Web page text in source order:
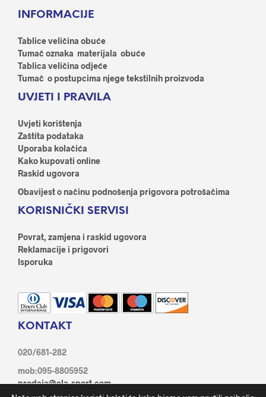
INFORMACIJE
Tablice veličina obuće
Tumač oznaka materijala obuće
Tablica veličina odjeće
Tumač o postupcima njege tekstilnih proizvoda
UVJETI I PRAVILA
Uvjeti korištenja
Zaštita podataka
Uporaba kolačića
Kako kupovati online
Raskid ugovora
Obavijest o načinu podnošenja prigovora potrošačima
KORISNIČKI SERVISI
Povrat, zamjena i raskid ugovora
Reklamacije i prigovori
Isporuka
KONTAKT
020/681-282
mob:095-8805952
prodaja@ela-sport.com